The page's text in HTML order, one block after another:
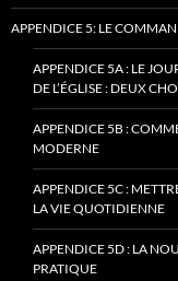
APPENDICE 5: LE
APPENDICE 5A : LE
DE L’ÉGLISE : DEUX
APPENDICE 5B :
MODERNE
APPENDICE 5C :
LA VIE QUOTIDIENNE
APPENDICE 5D : LA
PRATIQUE